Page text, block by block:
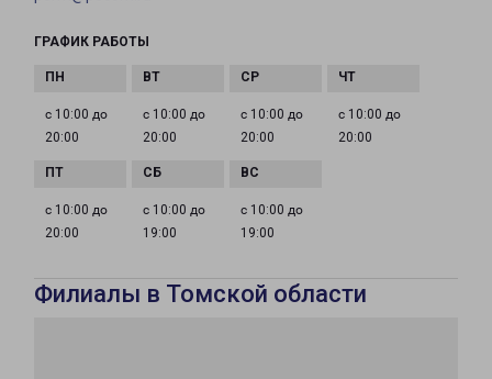
ГРАФИК РАБОТЫ
с 10:00 до
20:00
с 10:00 до
20:00
с 10:00 до
20:00
с 10:00 до
20:00
с 10:00 до
20:00
с 10:00 до
19:00
с 10:00 до
19:00
Филиалы в Томской области